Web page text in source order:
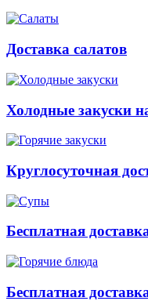
Доставка салатов
Холодные закуски
Круглосуточная
Бесплатная
Бесплатная